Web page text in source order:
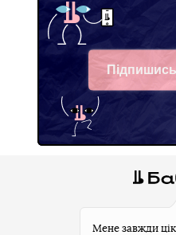
Facebook
Мене завжди